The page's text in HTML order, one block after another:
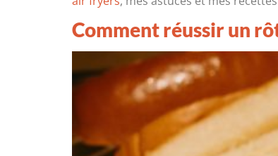
Comment réussir un